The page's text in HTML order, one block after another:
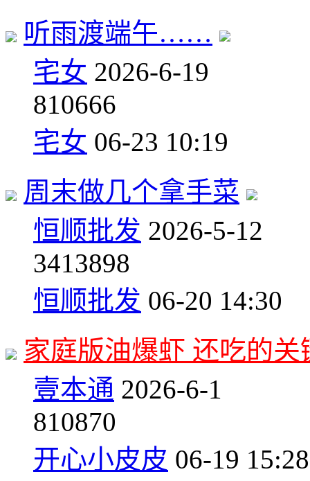
听雨渡端午……
宅女 2026-6-19
810666
宅女 06-23 10:19
周末做几个拿手菜
恒顺批发 2026-5-12
3413898
恒顺批发 06-20 14:30
家庭版油爆虾 还吃的
壹本通 2026-6-1
810870
开心小皮皮 06-19 15:28